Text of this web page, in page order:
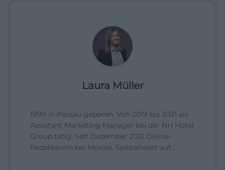
Laura Müller
1999 in Passau geboren. Von 2019 bis 2021 als
Assistant Marketing Manager bei der NH Hotel
Group tätig. Seit Dezember 2021 Online-
Redakteurin bei Moxios. Spezialisiert auf